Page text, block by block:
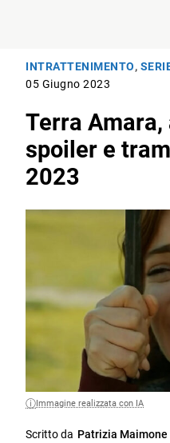
INTRATTENIMENTO,
05 Giugno 2023
Terra
spoiler e
2023
Immagine realizzata con IA
Scritto da Patrizia Maimone